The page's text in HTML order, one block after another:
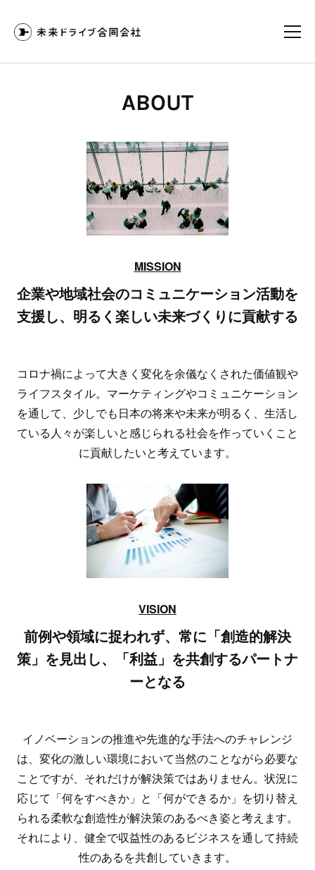
ABOUT
MISSION
企業や地域社会の コミュニケーション活動を
支援し、明るく楽しい未来づくりに貢献する
コロナ禍によって大きく変化を余儀なくされた 価値観や
ライフスタイル。マーケティングやコミュニケーション
を通して、少しでも日本の将来や未来が明るく、生活し
ている人々が楽しいと感じられる社会を作っていくこと
に貢献したいと考えています。
VISION
前例や領域に捉われず、 常に「創造的解決
策」を見出し、「利益」を共創するパートナ
ーとなる
イノベーションの推進や先進的な手法へのチャレンジ
は、変化の激しい環境において当然のことながら必要な
ことですが、それだけが解決策ではありません。状況に
応じて「何をすべきか」と「何ができるか」を切り替え
られる柔軟な創造性が解決策のあるべき姿と考えます。
それにより、健全で収益性のあるビジネスを通して持続
性のあるを共創していきます。